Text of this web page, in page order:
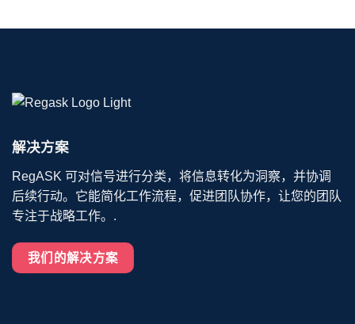
解决方案
RegASK 可对信号进行分类，将信息转化为洞察，并协调
后续行动。它能简化工作流程，促进团队协作，让您的团队
专注于战略工作。.
我们的解决方案